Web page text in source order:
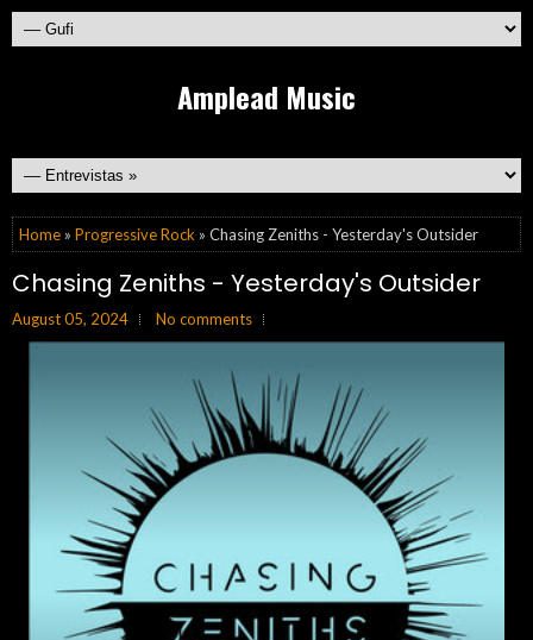
Amplead Music
Home » Progressive Rock » Chasing Zeniths - Yesterday's Outsider
Chasing Zeniths - Yesterday's Outsider
August 05, 2024 No comments